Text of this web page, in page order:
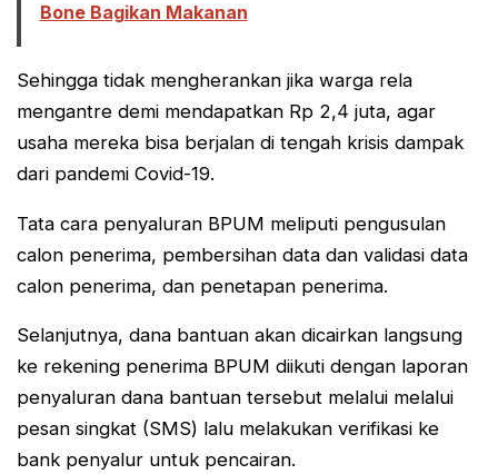
Bone Bagikan Makanan
Sehingga tidak mengherankan jika warga rela
mengantre demi mendapatkan Rp 2,4 juta, agar
usaha mereka bisa berjalan di tengah krisis dampak
dari pandemi Covid-19.
Tata cara penyaluran BPUM meliputi pengusulan
calon penerima, pembersihan data dan validasi data
calon penerima, dan penetapan penerima.
Selanjutnya, dana bantuan akan dicairkan langsung
ke rekening penerima BPUM diikuti dengan laporan
penyaluran dana bantuan tersebut melalui melalui
pesan singkat (SMS) lalu melakukan verifikasi ke
bank penyalur untuk pencairan.